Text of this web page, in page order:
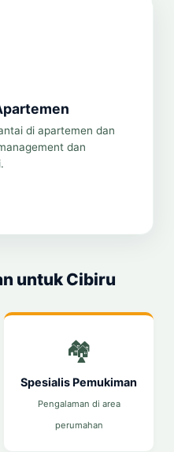
di apartemen dan
dan
untuk Cibiru
🏘️
Spesialis Pemukiman
Pengalaman di area
perumahan